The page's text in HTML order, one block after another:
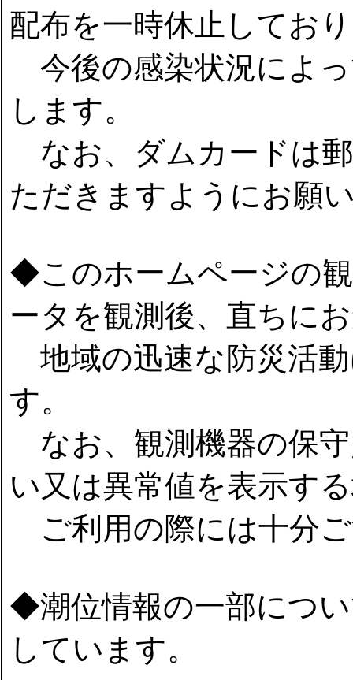
配布を一時休止してお
今後の感染状況によ
します。
なお、ダムカードは
ただきますようにお願
◆このホームページの
ータを観測後、直ちに
地域の迅速な防災活
す。
なお、観測機器の保
い又は異常値を表示す
ご利用の際には十分
◆潮位情報の一部につ
しています。